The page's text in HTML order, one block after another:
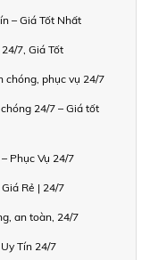
– Giá Tốt Nhất
7, Giá Tốt
chóng, phục vụ 24/7
24/7 – Giá tốt
Phục Vụ 24/7
Rẻ | 24/7
an toàn, 24/7
Tín 24/7